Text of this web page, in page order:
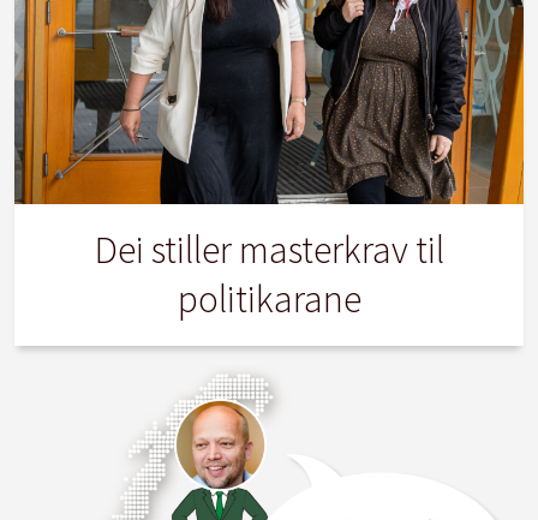
Dei stiller masterkrav til
politikarane